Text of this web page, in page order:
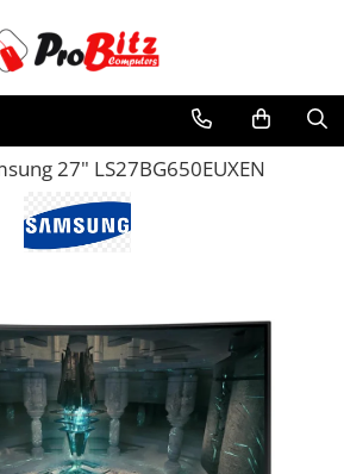
Laptop
27" LS27BG650EUXEN